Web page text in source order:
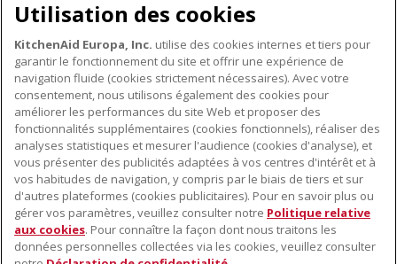
produit pour bénéficier du service après-vente KitchenAid
À PROPOS DE KITCHENAID
À propos de KitchenAid
Histoire de la marque
Communiqués de presse
ODR
NOS PRODUITS
Petits électroménagers
Matériel de cuisine
SERVICE CLIENT
Utilisation des cookies
KitchenAid Europa, Inc. utilise des cookies internes et tiers pour
garantir le fonctionnement du site et offrir une expérience de
navigation fluide (cookies strictement nécessaires). Avec votre
consentement, nous utilisons également des cookies pour
améliorer les performances du site Web et proposer des
fonctionnalités supplémentaires (cookies fonctionnels), réaliser des
analyses statistiques et mesurer l'audience (cookies d'analyse), et
vous présenter des publicités adaptées à vos centres d'intérêt et à
vos habitudes de navigation, y compris par le biais de tiers et sur
d'autres plateformes (cookies publicitaires). Pour en savoir plus ou
gérer vos paramètres, veuillez consulter notre Politique relative
aux cookies. Pour connaître la façon dont nous traitons les
données personnelles collectées via les cookies, veuillez consulter